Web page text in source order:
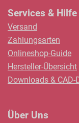
Services & Hilfe
Versand
Zahlungsarten
Onlineshop-Guide
Hersteller-Übersicht
Downloads & CAD-
Über Uns